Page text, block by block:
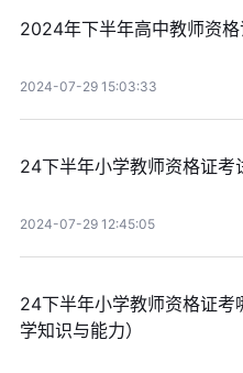
2024年下半年高中教师资
2024-07-29 15:03:33
24下半年小学教师资格证考
2024-07-29 12:45:05
24下半年小学教师资格证
学知识与能力）